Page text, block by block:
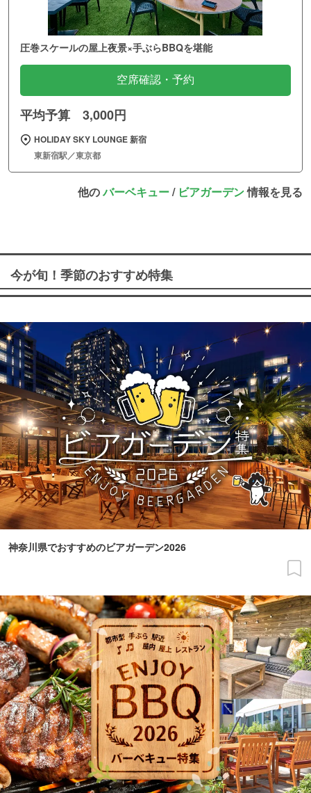
圧巻スケールの屋上夜景×手ぶらBBQを堪能
空席確認・予約
平均予算 3,000円
HOLIDAY SKY LOUNGE 新宿
東新宿駅／東京都
他のバーベキュー/ ビアガーデン情報を見る
今が旬！季節のおすすめ特集
神奈川県でおすすめのビアガーデン2026